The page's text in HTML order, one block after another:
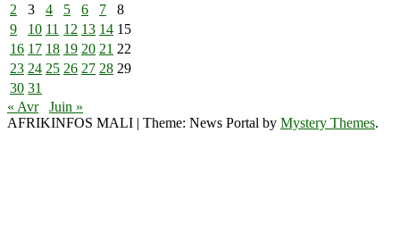
2
3 4 5 6 7
8
9
10 11 12 13 14 15
16 17 18 19 20 21 22
23 24 25 26 27 28 29
30 31
« Avr
Juin »
AFRIKINFOS MALI | Theme: News Portal by Mystery Themes.